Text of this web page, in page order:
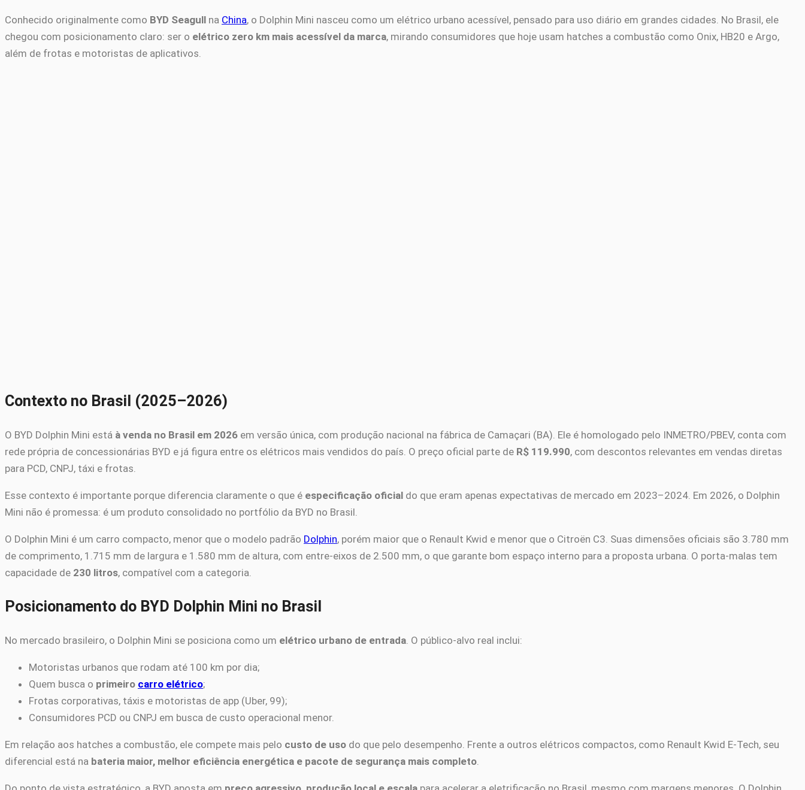
Conhecido originalmente como BYD Seagull na China, o Dolphin Mini nasceu como um elétrico urbano acessível, pensado para uso diário em grandes cidades. No Brasil, ele
chegou com posicionamento claro: ser o elétrico zero km mais acessível da marca, mirando consumidores que hoje usam hatches a combustão como Onix, HB20 e Argo,
além de frotas e motoristas de aplicativos.
Contexto no Brasil (2025–2026)
O BYD Dolphin Mini está à venda no Brasil em 2026 em versão única, com produção nacional na fábrica de Camaçari (BA). Ele é homologado pelo INMETRO/PBEV, conta com
rede própria de concessionárias BYD e já figura entre os elétricos mais vendidos do país. O preço oficial parte de R$ 119.990, com descontos relevantes em vendas diretas
para PCD, CNPJ, táxi e frotas.
Esse contexto é importante porque diferencia claramente o que é especificação oficial do que eram apenas expectativas de mercado em 2023–2024. Em 2026, o Dolphin
Mini não é promessa: é um produto consolidado no portfólio da BYD no Brasil.
O Dolphin Mini é um carro compacto, menor que o modelo padrão Dolphin, porém maior que o Renault Kwid e menor que o Citroën C3. Suas dimensões oficiais são 3.780 mm
de comprimento, 1.715 mm de largura e 1.580 mm de altura, com entre-eixos de 2.500 mm, o que garante bom espaço interno para a proposta urbana. O porta-malas tem
capacidade de 230 litros, compatível com a categoria.
Posicionamento do BYD Dolphin Mini no Brasil
No mercado brasileiro, o Dolphin Mini se posiciona como um elétrico urbano de entrada. O público-alvo real inclui:
Motoristas urbanos que rodam até 100 km por dia;
Quem busca o primeiro carro elétrico;
Frotas corporativas, táxis e motoristas de app (Uber, 99);
Consumidores PCD ou CNPJ em busca de custo operacional menor.
Em relação aos hatches a combustão, ele compete mais pelo custo de uso do que pelo desempenho. Frente a outros elétricos compactos, como Renault Kwid E-Tech, seu
diferencial está na bateria maior, melhor eficiência energética e pacote de segurança mais completo.